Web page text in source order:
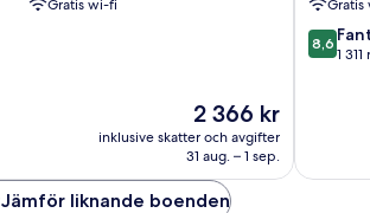
Gratis wi-fi
Priset
2 366 kr
2 366 kr
inklusive skatter och avgifter
31 aug. – 1 sep.
8.6
av
8,6
1
Jämför liknande boenden